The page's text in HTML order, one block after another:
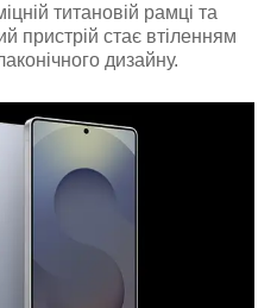
титановій рамці та
пристрій стає втіленням
дизайну.